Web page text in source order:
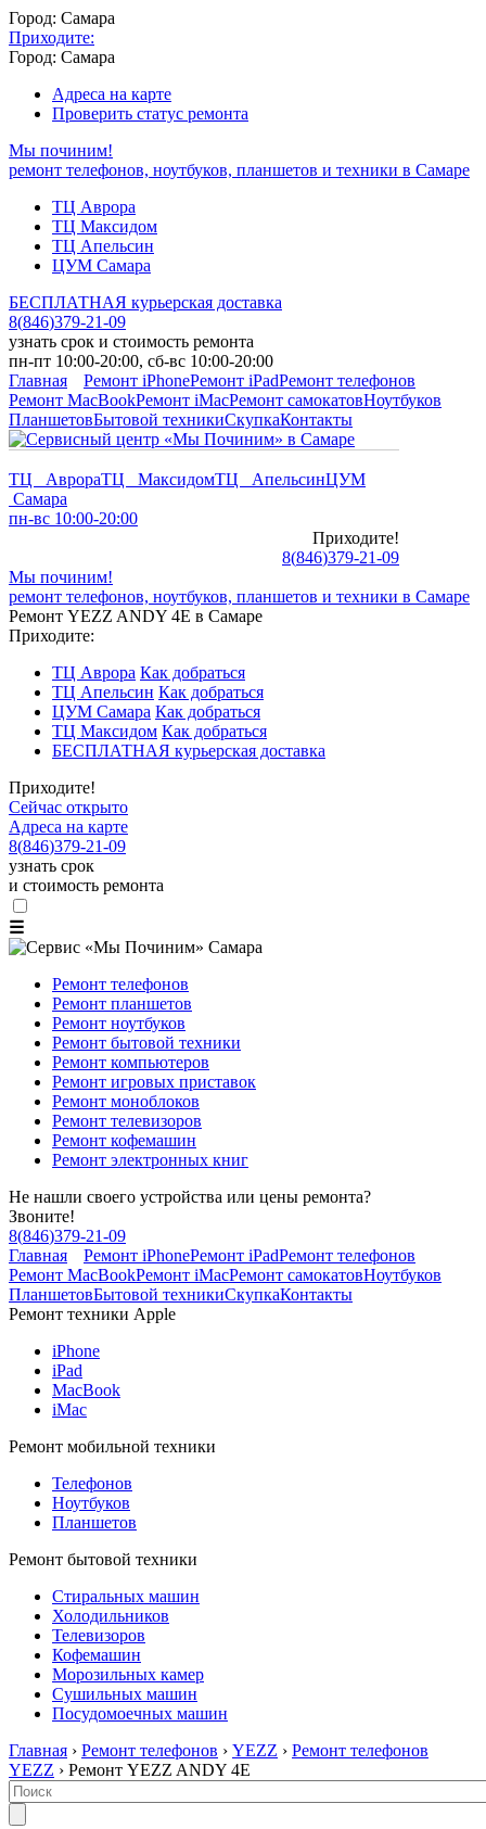
Город: Самара
Приходите:
Город: Самара
Адреса на карте
Проверить статус ремонта
Мы починим!
ремонт телефонов, ноутбуков, планшетов и техники в Самаре
ТЦ Аврора
ТЦ Максидом
ТЦ Апельсин
ЦУМ Самара
БЕСПЛАТНАЯ курьерская доставка
8(846)379-21-09
узнать срок и стоимость ремонта
пн-пт 10:00-20:00, сб-вс 10:00-20:00
Главная
Ремонт iPhoneРемонт iPadРемонт телефонов
Ремонт MacBookРемонт iMacРемонт самокатовНоутбуков
ПланшетовБытовой техникиСкупкаКонтакты
ТЦ АврораТЦ МаксидомТЦ АпельсинЦУМ
Самара
пн-вс 10:00-20:00
Приходите!
8(846)379-21-09
Мы починим!
ремонт телефонов, ноутбуков, планшетов и техники в Самаре
Ремонт YEZZ ANDY 4E в Самаре
Приходите:
ТЦ Аврора Как добраться
ТЦ Апельсин Как добраться
ЦУМ Самара Как добраться
ТЦ Максидом Как добраться
БЕСПЛАТНАЯ курьерская доставка
Приходите!
Сейчас открыто
Адреса на карте
8(846)379-21-09
узнать срок
и стоимость ремонта
☰
Ремонт телефонов
Ремонт планшетов
Ремонт ноутбуков
Ремонт бытовой техники
Ремонт компьютеров
Ремонт игровых приставок
Ремонт моноблоков
Ремонт телевизоров
Ремонт кофемашин
Ремонт электронных книг
Не нашли своего устройства или цены ремонта?
Звоните!
8(846)379-21-09
Главная
Ремонт iPhoneРемонт iPadРемонт телефонов
Ремонт MacBookРемонт iMacРемонт самокатовНоутбуков
ПланшетовБытовой техникиСкупкаКонтакты
Ремонт техники Apple
iPhone
iPad
MacBook
iMac
Ремонт мобильной техники
Телефонов
Ноутбуков
Планшетов
Ремонт бытовой техники
Стиральных машин
Холодильников
Телевизоров
Кофемашин
Морозильных камер
Сушильных машин
Посудомоечных машин
Главная › Ремонт телефонов › YEZZ › Ремонт телефонов
YEZZ › Ремонт YEZZ ANDY 4E